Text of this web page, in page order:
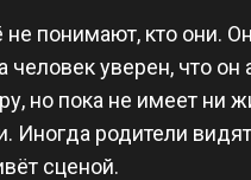
понимают, кто они.
уверен, что он
но пока не имеет ни
Иногда родители
сценой.